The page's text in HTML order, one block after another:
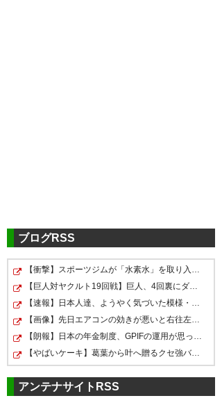
(monmonmonmonte)
月 22
絶好調FW同士の“殴り合い”! 阪
野3戦5発の山形が長崎に競り勝
ち首位キープ
https://t.co/vUZpzixnHM
難敵長崎から逃げ切り！ 首位キ
ープ！！#montedio
— サブリナおばけ
(stealth_yudy)2019, 6月 22
枠内シュート10本も打たれて
る…櫛引神 #montedio
— ねこか (kane_m12)2019, 6
月 22
ブログRSS
【衝撃】スポーツジムが「水素水」を取り入れてる本当の…
【巨人対ヤクルト19回戦】巨人、4回裏にダルベックと石塚…
【速報】日本人達、ようやく気づいた模様・・・・・
【画像】先日エアコンの効きが悪いと右往左往してた奴や…
【朗報】日本の年金制度、GPIFの運用が思ったより好調な…
【やばいケーキ】葛葉から叶へ贈るクセ強バースデーソン…
アンテナサイトRSS